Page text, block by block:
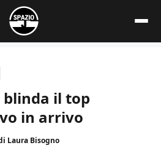
blinda il top
in arrivo
Laura Bisogno